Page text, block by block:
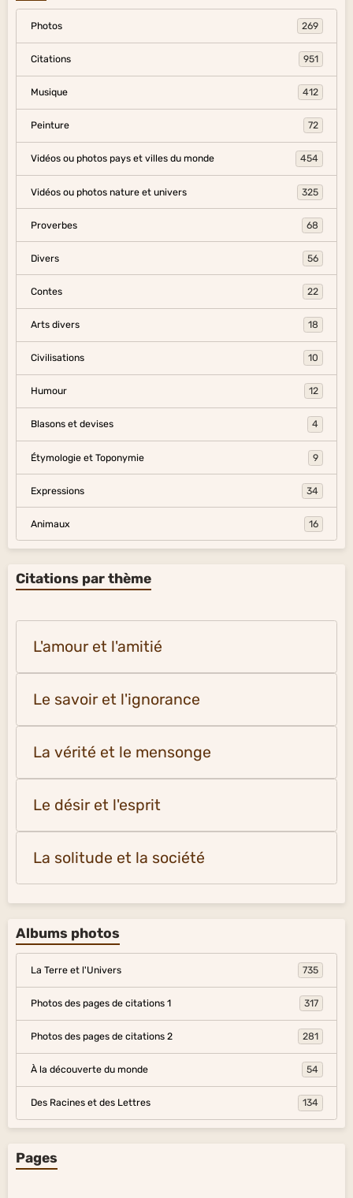
Photos 269
Citations 951
Musique 412
Peinture 72
Vidéos ou photos pays et villes du monde 454
Vidéos ou photos nature et univers 325
Proverbes 68
Divers 56
Contes 22
Arts divers 18
Civilisations 10
Humour 12
Blasons et devises 4
Étymologie et Toponymie 9
Expressions 34
Animaux 16
Citations par thème
L'amour et l'amitié
Le savoir et l'ignorance
La vérité et le mensonge
Le désir et l'esprit
La solitude et la société
Albums photos
La Terre et l'Univers 735
Photos des pages de citations 1 317
Photos des pages de citations 2 281
À la découverte du monde 54
Des Racines et des Lettres 134
Pages